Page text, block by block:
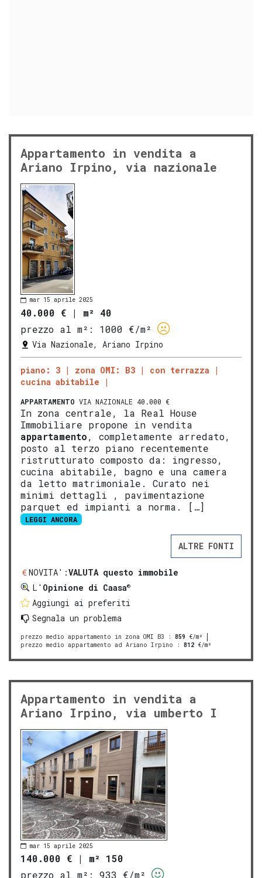
Appartamento in vendita a
Ariano Irpino, via nazionale
mar 15 aprile 2025
40.000 € | m² 40
prezzo al m²:
1000 €/m²
Via Nazionale, Ariano Irpino
piano: 3 zona OMI: B3
con terrazza
cucina abitabile
APPARTAMENTO VIA NAZIONALE 40.000 €
In zona centrale, la Real House
Immobiliare propone in vendita
appartamento, completamente arredato,
posto al terzo piano recentemente
ristrutturato composto da: ingresso,
cucina abitabile, bagno e una camera
da letto matrimoniale. Curato nei
minimi dettagli , pavimentazione
parquet ed impianti a norma. […]
LEGGI ANCORA
ALTRE FONTI
NOVITA':VALUTA questo immobile
L' Opinione di Caasa®
Aggiungi ai preferiti
Segnala un problema
prezzo medio appartamento in zona OMI B3 : 859 €/m²
prezzo medio appartamento ad Ariano Irpino : 812 €/m²
Appartamento in vendita a
Ariano Irpino, via umberto I
mar 15 aprile 2025
140.000 € | m² 150
prezzo al m²:
933 €/m²